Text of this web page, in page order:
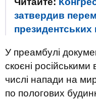
затвердив
президентських
У преамбулі
скоєні російськими
числі напади на
по пологових